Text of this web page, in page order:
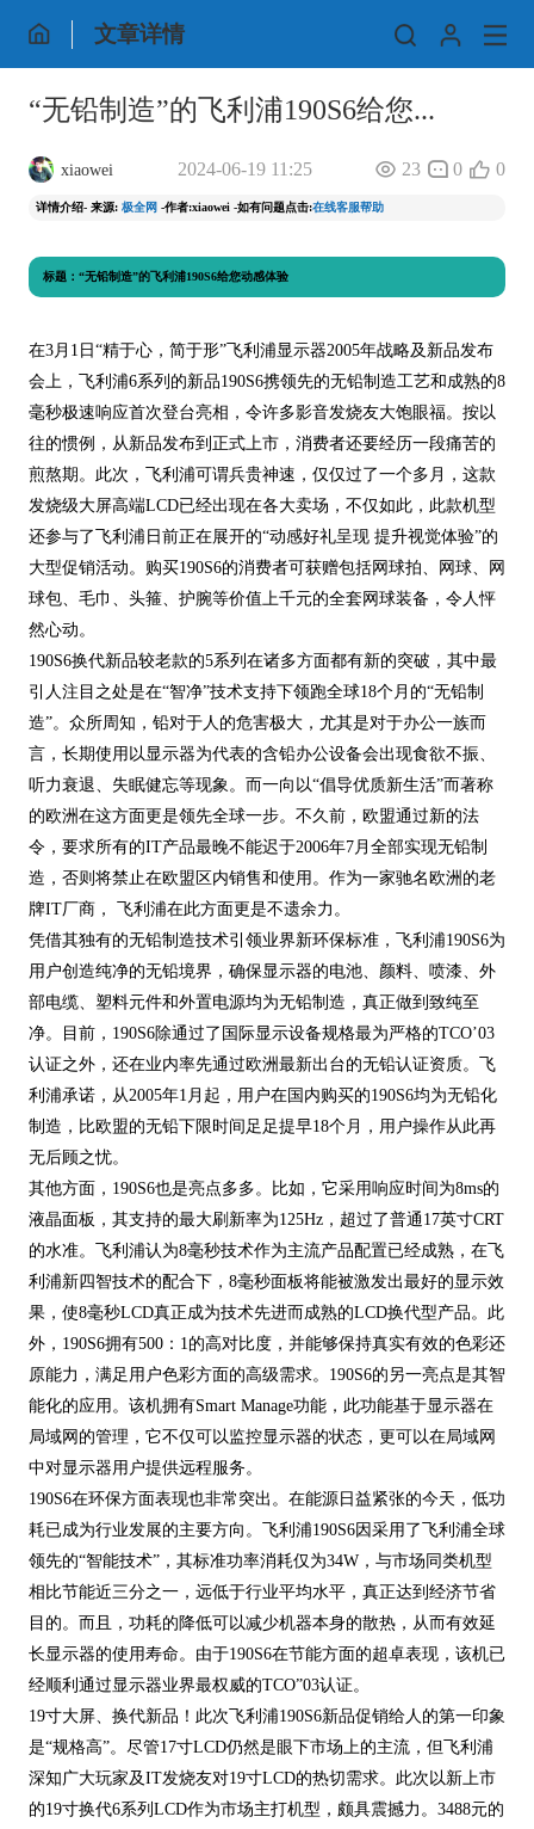
文章详情
“无铅制造”的飞利浦190S6给您...
xiaowei 2024-06-19 11:25 23 0 0
详情介绍- 来源: 极全网 -作者:xiaowei -如有问题点击:在线客服帮助
标题：“无铅制造”的飞利浦190S6给您动感体验
在3月1日“精于心，简于形”飞利浦显示器2005年战略及新品发布
会上，飞利浦6系列的新品190S6携领先的无铅制造工艺和成熟的8
毫秒极速响应首次登台亮相，令许多影音发烧友大饱眼福。按以
往的惯例，从新品发布到正式上市，消费者还要经历一段痛苦的
煎熬期。此次，飞利浦可谓兵贵神速，仅仅过了一个多月，这款
发烧级大屏高端LCD已经出现在各大卖场，不仅如此，此款机型
还参与了飞利浦日前正在展开的“动感好礼呈现 提升视觉体验”的
大型促销活动。购买190S6的消费者可获赠包括网球拍、网球、网
球包、毛巾、头箍、护腕等价值上千元的全套网球装备，令人怦
然心动。
190S6换代新品较老款的5系列在诸多方面都有新的突破，其中最
引人注目之处是在“智净”技术支持下领跑全球18个月的“无铅制
造”。众所周知，铅对于人的危害极大，尤其是对于办公一族而
言，长期使用以显示器为代表的含铅办公设备会出现食欲不振、
听力衰退、失眠健忘等现象。而一向以“倡导优质新生活”而著称
的欧洲在这方面更是领先全球一步。不久前，欧盟通过新的法
令，要求所有的IT产品最晚不能迟于2006年7月全部实现无铅制
造，否则将禁止在欧盟区内销售和使用。作为一家驰名欧洲的老
牌IT厂商， 飞利浦在此方面更是不遗余力。
凭借其独有的无铅制造技术引领业界新环保标准，飞利浦190S6为
用户创造纯净的无铅境界，确保显示器的电池、颜料、喷漆、外
部电缆、塑料元件和外置电源均为无铅制造，真正做到致纯至
净。目前，190S6除通过了国际显示设备规格最为严格的TCO’03
认证之外，还在业内率先通过欧洲最新出台的无铅认证资质。飞
利浦承诺，从2005年1月起，用户在国内购买的190S6均为无铅化
制造，比欧盟的无铅下限时间足足提早18个月，用户操作从此再
无后顾之忧。
其他方面，190S6也是亮点多多。比如，它采用响应时间为8ms的
液晶面板，其支持的最大刷新率为125Hz，超过了普通17英寸CRT
的水准。飞利浦认为8毫秒技术作为主流产品配置已经成熟，在飞
利浦新四智技术的配合下，8毫秒面板将能被激发出最好的显示效
果，使8毫秒LCD真正成为技术先进而成熟的LCD换代型产品。此
外，190S6拥有500：1的高对比度，并能够保持真实有效的色彩还
原能力，满足用户色彩方面的高级需求。190S6的另一亮点是其智
能化的应用。该机拥有Smart Manage功能，此功能基于显示器在
局域网的管理，它不仅可以监控显示器的状态，更可以在局域网
中对显示器用户提供远程服务。
190S6在环保方面表现也非常突出。在能源日益紧张的今天，低功
耗已成为行业发展的主要方向。飞利浦190S6因采用了飞利浦全球
领先的“智能技术”，其标准功率消耗仅为34W，与市场同类机型
相比节能近三分之一，远低于行业平均水平，真正达到经济节省
目的。而且，功耗的降低可以减少机器本身的散热，从而有效延
长显示器的使用寿命。由于190S6在节能方面的超卓表现，该机已
经顺利通过显示器业界最权威的TCO”03认证。
19寸大屏、换代新品！此次飞利浦190S6新品促销给人的第一印象
是“规格高”。尽管17寸LCD仍然是眼下市场上的主流，但飞利浦
深知广大玩家及IT发烧友对19寸LCD的热切需求。此次以新上市
的19寸换代6系列LCD作为市场主打机型，颇具震撼力。3488元的